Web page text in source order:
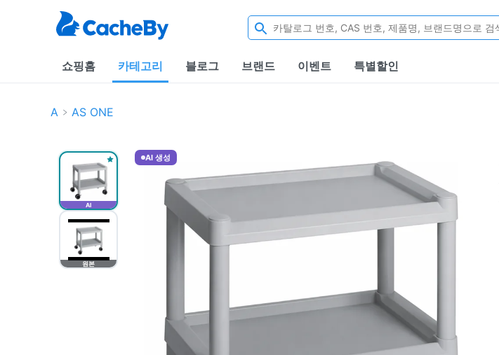
쇼핑홈 카테고리 블로그 브랜드 이벤트 특별할인
A AS ONE
AI
원본
AI 생성